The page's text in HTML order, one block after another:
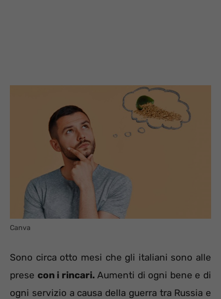
Canva
Sono circa otto mesi che gli italiani sono alle
prese con i rincari.Aumenti di ogni bene e di
ogni servizio a causa della guerra tra Russia e